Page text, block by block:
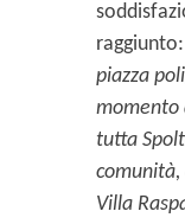
raggiunto:
piazza
momento
tutta
comunità,
Villa